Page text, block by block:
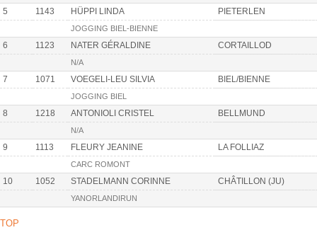
5 1143 HÜPPI LINDA PIETERLEN
JOGGING BIEL-BIENNE
6 1123 NATER GÉRALDINE CORTAILLOD
N/A
7 1071 VOEGELI-LEU SILVIA BIEL/BIENNE
JOGGING BIEL
8 1218 ANTONIOLI CRISTEL BELLMUND
N/A
9 1113 FLEURY JEANINE LA FOLLIAZ
CARC ROMONT
10 1052 STADELMANN CORINNE CHÂTILLON (JU)
YANORLANDIRUN
TOP